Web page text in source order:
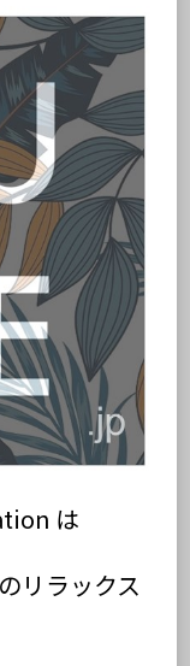
は
リラックス